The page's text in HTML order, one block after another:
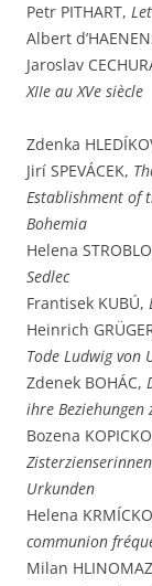
Petr PITHART,
Albert
Jaroslav
XIIe au XVe siècle
Zdenka
Jirí SPEVÁCEK,
Establishment of
Bohemia
Helena
Sedlec
Frantisek KUBÚ,
Heinrich
Tode Ludwig von
Zdenek BOHÁC,
ihre Beziehungen
Bozena
Urkunden
Helena
communion
Milan